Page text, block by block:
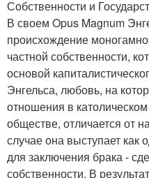
Собственности и
В своем Opus Magnum
происхождение
частной собственности,
основой
Энгельса, любовь, на
отношения в
обществе, отличается от
случае она выступает как
для заключения брака -
собственности. В